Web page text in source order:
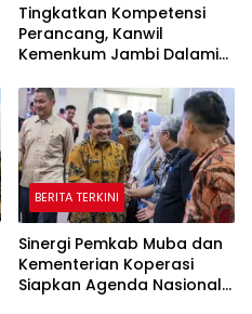
Tingkatkan Kompetensi
Perancang, Kanwil
Kemenkum Jambi Dalami
Peraturan Perundang-
undangan
BERITA TERKINI
Sinergi Pemkab Muba dan
Kementerian Koperasi
Siapkan Agenda Nasional